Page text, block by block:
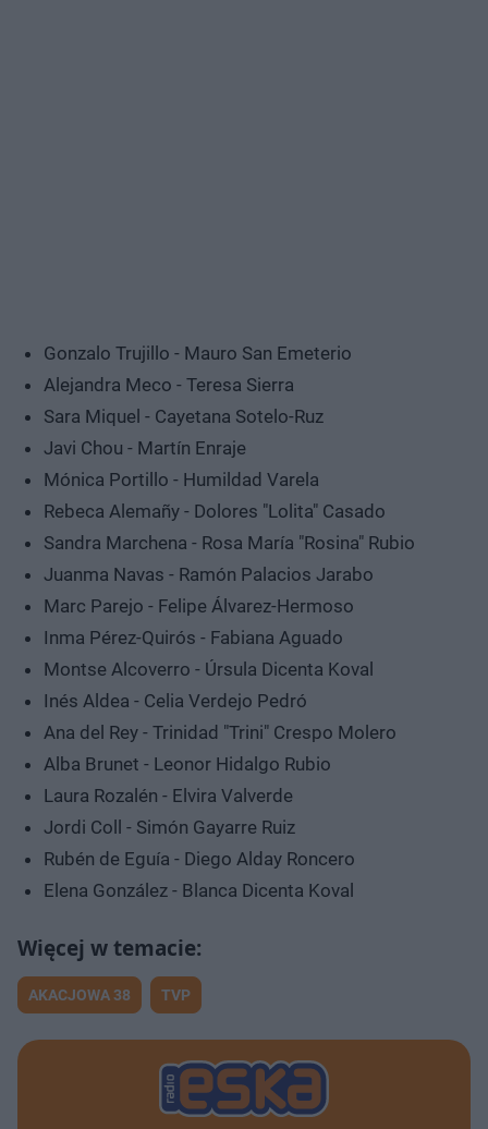
Gonzalo Trujillo - Mauro San Emeterio
Alejandra Meco - Teresa Sierra
Sara Miquel - Cayetana Sotelo-Ruz
Javi Chou - Martín Enraje
Mónica Portillo - Humildad Varela
Rebeca Alemañy - Dolores "Lolita" Casado
Sandra Marchena - Rosa María "Rosina" Rubio
Juanma Navas - Ramón Palacios Jarabo
Marc Parejo - Felipe Álvarez-Hermoso
Inma Pérez-Quirós - Fabiana Aguado
Montse Alcoverro - Úrsula Dicenta Koval
Inés Aldea - Celia Verdejo Pedró
Ana del Rey - Trinidad "Trini" Crespo Molero
Alba Brunet - Leonor Hidalgo Rubio
Laura Rozalén - Elvira Valverde
Jordi Coll - Simón Gayarre Ruiz
Rubén de Eguía - Diego Alday Roncero
Elena González - Blanca Dicenta Koval
AKACJOWA 38 TVP